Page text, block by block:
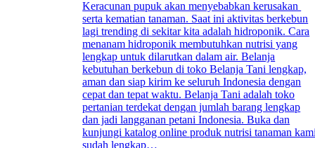
Keracunan pupuk akan menyebabkan kerusakan
serta kematian tanaman. Saat ini aktivitas berkebun
lagi trending di sekitar kita adalah hidroponik. Cara
menanam hidroponik membutuhkan nutrisi yang
lengkap untuk dilarutkan dalam air. Belanja
kebutuhan berkebun di toko Belanja Tani lengkap,
aman dan siap kirim ke seluruh Indonesia dengan
cepat dan tepat waktu. Belanja Tani adalah toko
pertanian terdekat dengan jumlah barang lengkap
dan jadi langganan petani Indonesia. Buka dan
kunjungi katalog online produk nutrisi tanaman
sudah lengkap…